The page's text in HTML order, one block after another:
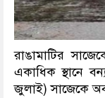
রাঙামাটির
একাধিক স্থানে
জুলাই) সাজেকে